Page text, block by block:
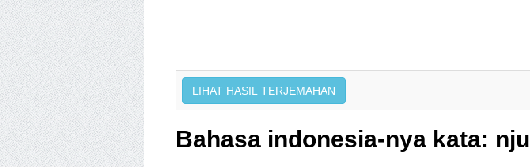
Bahasa indonesia-nya kata: